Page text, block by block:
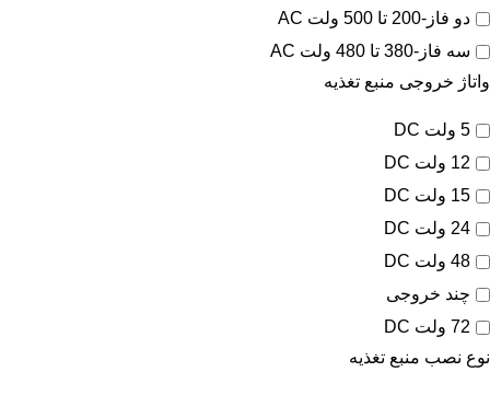
دو فاز-200 تا 500 ولت AC
سه فاز-380 تا 480 ولت AC
واتاژ خروجی منبع تغذیه
5 ولت DC
12 ولت DC
15 ولت DC
24 ولت DC
48 ولت DC
چند خروجی
72 ولت DC
نوع نصب منبع تغذیه